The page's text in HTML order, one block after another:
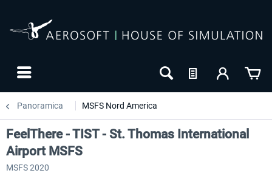
Panoramica MSFS Nord America
FeelThere - TIST - St. Thomas International
Airport MSFS
MSFS 2020